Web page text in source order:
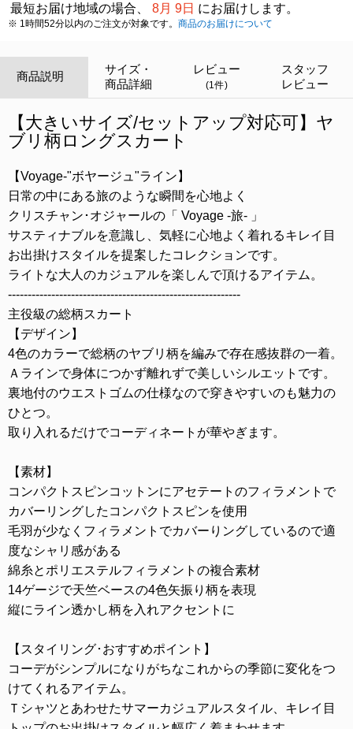
最短お届け地域の場合、 8月 9日 にお届けします。
※ 1時間52分以内のご注文が対象です。 商品のお届けについて
商品説明
サイズ・
商品詳細
レビュー
(1件)
スタッフ
レビュー
【大きいサイズ/セットアップ対応可】ヤ
ブリ柄ロングスカート
【Voyage-"ボヤージュ"ライン】
日常の中にある旅のような瞬間を心地よく
クリスチャン･オジャールの「 Voyage -旅- 」
サスティナブルを意識し、気軽に心地よく着れるキレイ目
お出掛けスタイルを提案したコレクションです。
ライトな大人のカジュアルを楽しんで頂けるアイテム。
-----------------------------------------------------------
主役級の総柄スカート
【デザイン】
4色のカラーで総柄のヤブリ柄を編みで存在感抜群の一着。
Ａラインで身体につかず離れずで美しいシルエットです。
裏地付のウエストゴムの仕様なので穿きやすいのも魅力の
ひとつ。
取り入れるだけでコーディネートが華やぎます。
【素材】
コンパクトスピンコットンにアセテートのフィラメントで
カバーリングしたコンパクトスピンを使用
毛羽が少なくフィラメントでカバーりングしているので適
度なシャリ感がある
綿糸とポリエステルフィラメントの複合素材
14ゲージで天竺ベースの4色矢振り柄を表現
縦にライン透かし柄を入れアクセントに
【スタイリング･おすすめポイント】
コーデがシンプルになりがちなこれからの季節に変化をつ
けてくれるアイテム。
Ｔシャツとあわせたサマーカジュアルスタイル、キレイ目